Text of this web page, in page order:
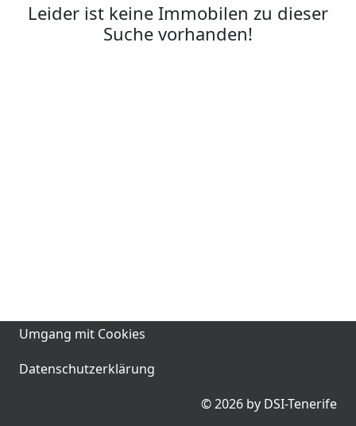
Leider ist keine Immobilen zu dieser
Suche vorhanden!
Umgang mit Cookies
Datenschutzerklärung
© 2026 by DSI-Tenerife